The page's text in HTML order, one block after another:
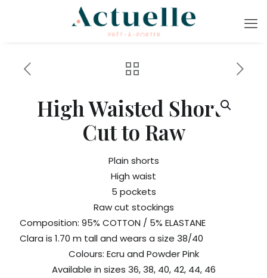
High Waisted Shorts
Cut to Raw
Plain shorts
High waist
5 pockets
Raw cut stockings
Composition: 95% COTTON / 5% ELASTANE
Clara is 1.70 m tall and wears a size 38/40
Colours: Ecru and Powder Pink
Available in sizes 36, 38, 40, 42, 44, 46